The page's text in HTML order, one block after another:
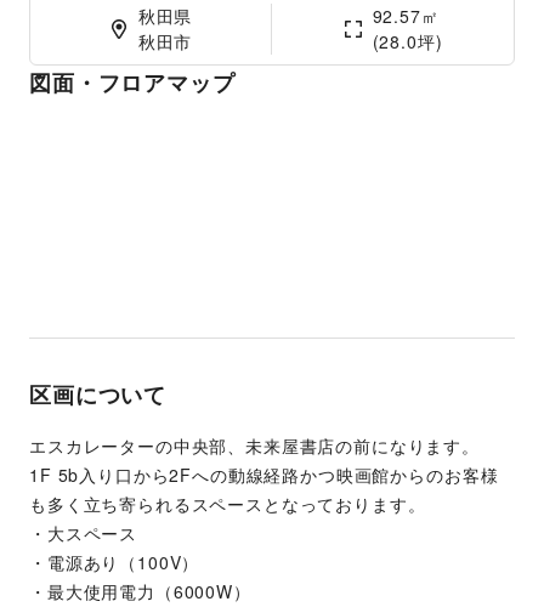
秋田県
秋田市
92.57㎡
(28.0坪)
図面・フロアマップ
区画について
エスカレーターの中央部、未来屋書店の前になります。
1F 5b入り口から2Fへの動線経路かつ映画館からのお客様
も多く立ち寄られるスペースとなっております。
・大スペース
・電源あり（100V）
・最大使用電力（6000W）